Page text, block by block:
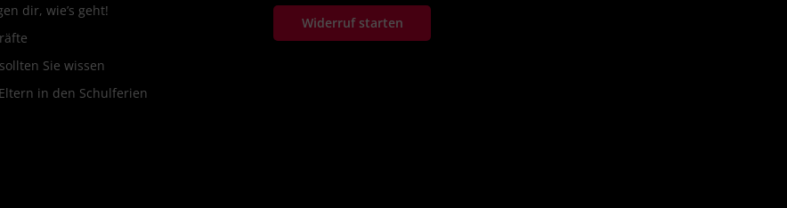
dir, wie’s geht!
Sie wissen
in den Schulferien
Widerruf starten